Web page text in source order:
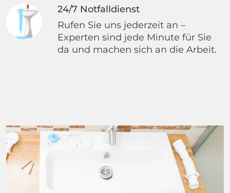
24/7 Notfalldienst
Rufen Sie uns jederzeit an –
Experten sind jede Minute für Sie
da und machen sich an die Arbeit.